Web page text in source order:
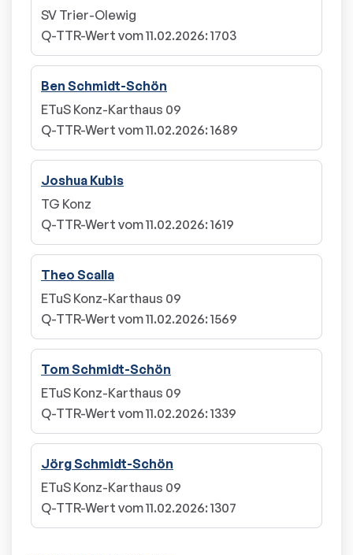
SV Trier-Olewig
Q-TTR-Wert vom 11.02.2026: 1703
Ben Schmidt-Schön
ETuS Konz-Karthaus 09
Q-TTR-Wert vom 11.02.2026: 1689
Joshua Kubis
TG Konz
Q-TTR-Wert vom 11.02.2026: 1619
Theo Scalla
ETuS Konz-Karthaus 09
Q-TTR-Wert vom 11.02.2026: 1569
Tom Schmidt-Schön
ETuS Konz-Karthaus 09
Q-TTR-Wert vom 11.02.2026: 1339
Jörg Schmidt-Schön
ETuS Konz-Karthaus 09
Q-TTR-Wert vom 11.02.2026: 1307